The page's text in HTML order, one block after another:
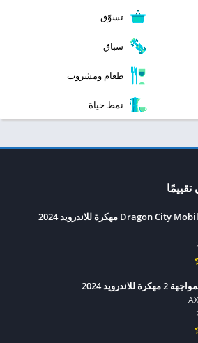
تسوّق
سباق
طعام ومشروب
نمط حياة
2024